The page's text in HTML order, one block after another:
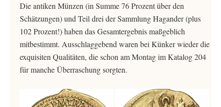
Die antiken Münzen (in Summe 76 Prozent über den
Schätzungen) und Teil drei der Sammlung Hagander (plus
102 Prozent!) haben das Gesamtergebnis maßgeblich
mitbestimmt. Ausschlaggebend waren bei Künker wieder die
exquisiten Qualitäten, die schon am Montag im Katalog 204
für manche Überraschung sorgten.